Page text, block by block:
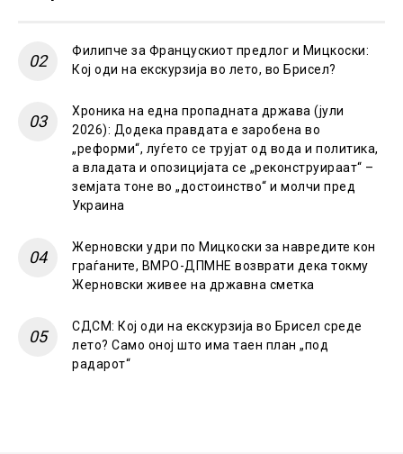
Филипче за Францускиот предлог и Мицкоски:
Кој оди на екскурзија во лето, во Брисел?
Хроника на една пропадната држава (јули
2026): Додека правдата е заробена во
„реформи“, луѓето се трујат од вода и политика,
а владата и опозицијата се „реконструираат“ –
земјата тоне во „достоинство“ и молчи пред
Украина
Жерновски удри по Мицкоски за навредите кон
граѓаните, ВМРО-ДПМНЕ возврати дека токму
Жерновски живее на државна сметка
СДСМ: Кој оди на екскурзија во Брисел среде
лето? Само оној што има таен план „под
радарот“